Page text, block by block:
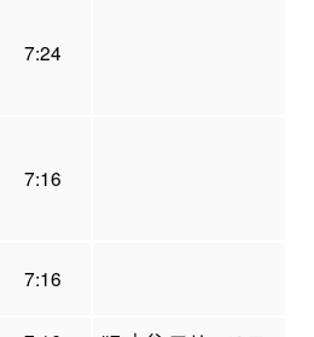
7:24
7:16
7:16